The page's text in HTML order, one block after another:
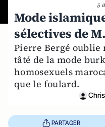
5
Mode
sélectives de
Pierre Bergé oublie
tâté de la mode
homosexuels
que le foulard.
PARTAGER